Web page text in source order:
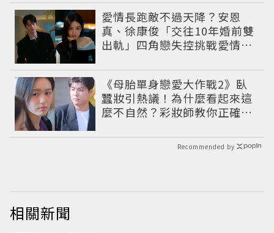
愛情長跑敵不過天降？安恩
真、徐康俊「交往10年婚前雙
出軌」四角戀失控挑戰愛情底
《母胎單身戀愛大作戰2》臥
蠶妝引熱議！為什麼看起來這
麼不自然？彩妝師教你正確畫
Recommended by
相關新聞